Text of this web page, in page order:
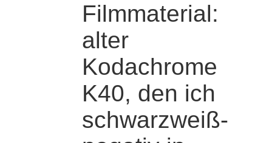
Filmmaterial:
alter
Kodachrome
K40, den ich
schwarzweiß-